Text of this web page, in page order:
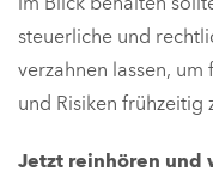
im Blick behalten
steuerliche und
verzahnen lassen,
und Risiken frühzeitig
Jetzt reinhören und